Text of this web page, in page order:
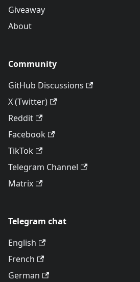
Giveaway
About
Community
GitHub Discussions
X (Twitter)
Reddit
Facebook
TikTok
Telegram Channel
Matrix
Telegram chat
English
French
German